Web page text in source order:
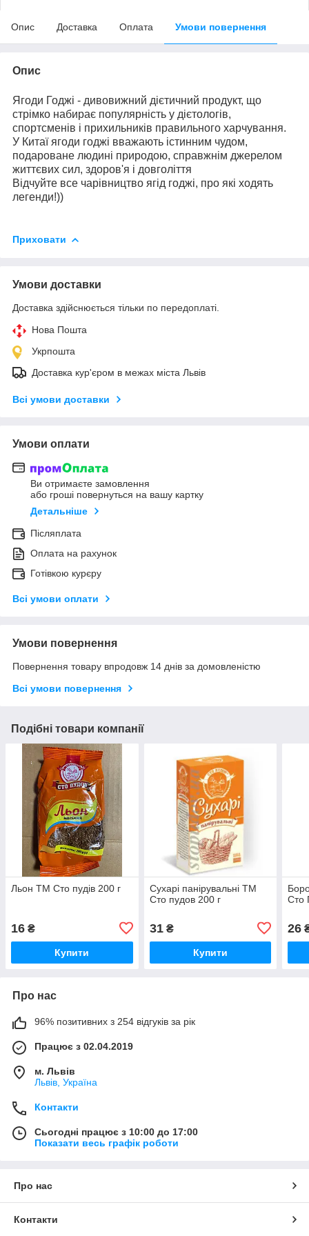
Опис Доставка Оплата Умови повернення
Опис
Ягоди Годжі - дивовижний дієтичний продукт, що
стрімко набирає популярність у дієтологів,
спортсменів і прихильників правильного харчування.
У Китаї ягоди годжі вважають істинним чудом,
подароване людині природою, справжнім джерелом
життєвих сил, здоров'я і довголіття
Відчуйте все чарівництво ягід годжі, про які ходять
легенди!))
Приховати
Умови доставки
Доставка здійснюється тільки по передоплаті.
Нова Пошта
Укрпошта
Доставка кур'єром в межах міста Львів
Всі умови доставки
Умови оплати
Ви отримаєте замовлення
або гроші повернуться на вашу картку
Детальніше
Післяплата
Оплата на рахунок
Готівкою курєру
Всі умови оплати
Умови повернення
Повернення товару впродовж 14 днів за домовленістю
Всі умови повернення
Подібні товари компанії
Льон ТМ Сто пудів 200 г
16 ₴
Купити
Сухарі панірувальні ТМ
Сто пудов 200 г
31₴
Купити
Сто
26
Про нас
96% позитивних з 254 відгуків за рік
Працює з 02.04.2019
м. Львів
Львів, Україна
Контакти
Сьогодні працює з 10:00 до 17:00
Показати весь графік роботи
Про нас
Контакти